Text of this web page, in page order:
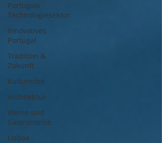
Portugals
Technologiesektor
Innovatives
Portugal
Tradition &
Zukunft
Kulturerbe
Architektur
Weine und
Gastronomie
Lisboa